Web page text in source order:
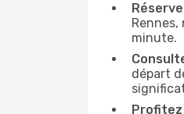
minute.
départ
Profitez